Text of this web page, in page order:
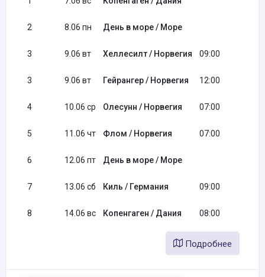
2 8.06 пн День в море / Море
3 9.06 вт Хеллесилт / Норвегия 09:00
3 9.06 вт Гейрангер / Норвегия 12:00
4 10.06 ср Олесунн / Норвегия 07:00
5 11.06 чт Флом / Норвегия 07:00
6 12.06 пт День в море / Море
7 13.06 сб Киль / Германия 09:00
8 14.06 вс Копенгаген / Дания 08:00
Подробнее